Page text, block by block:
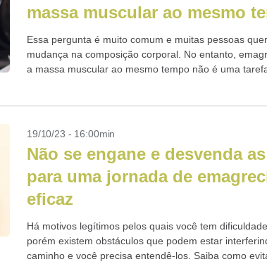
massa muscular ao mesmo
Essa pergunta é muito comum e muitas pessoas
mudança na composição corporal. No entanto,
a massa muscular ao mesmo tempo não é uma tarefa tão simples.
19/10/23 - 16:00min
Não se engane e desvenda
para uma jornada de
eficaz
Há motivos legítimos pelos quais você tem
porém existem obstáculos que podem estar
caminho e você precisa entendê-los. Saiba como